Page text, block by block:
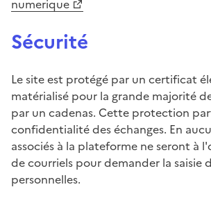
numerique
Sécurité
Le site est protégé par un certificat
matérialisé pour la grande majorité
par un cadenas. Cette protection
confidentialité des échanges. En
associés à la plateforme ne seront à
de courriels pour demander la saisie
personnelles.